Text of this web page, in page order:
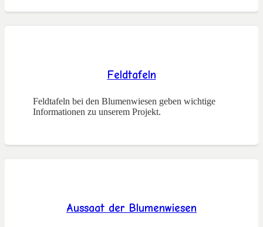
Feldtafeln
Feldtafeln bei den Blumenwiesen geben wichtige
Informationen zu unserem Projekt.
Aussaat der Blumenwiesen